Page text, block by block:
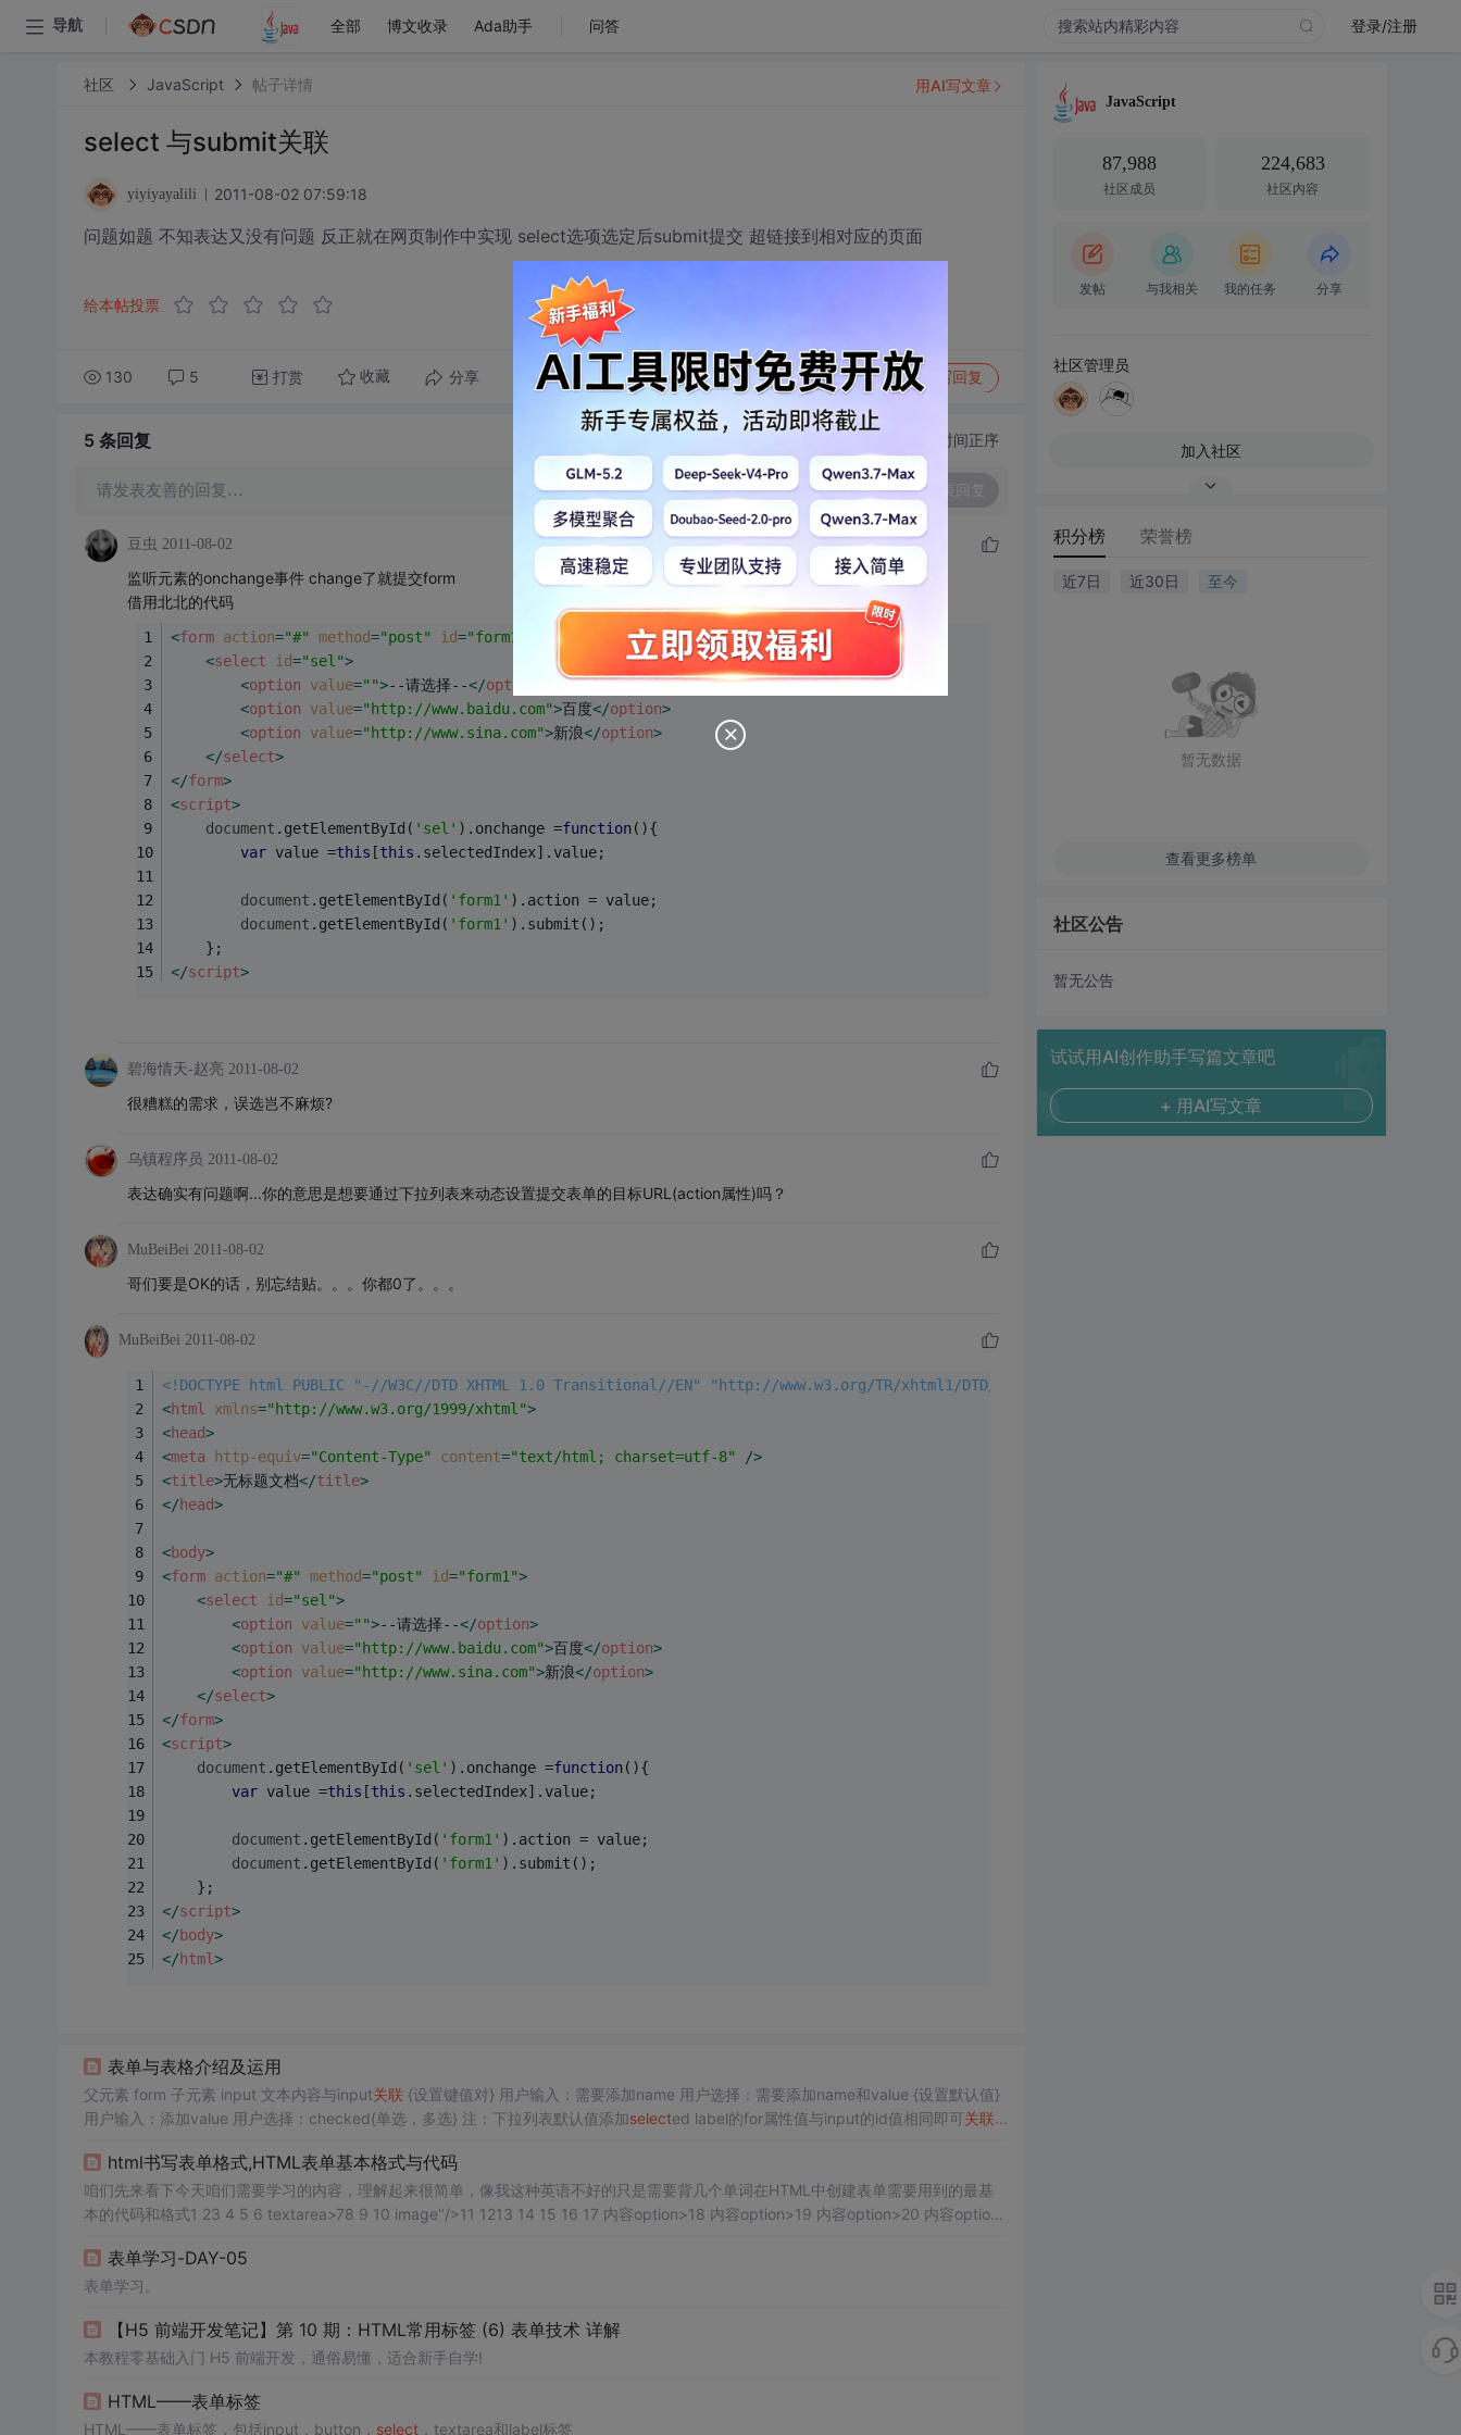
导航 全部 博文收录 Ada助手 问答 登录/注册
社区 JavaScript 帖子详情
select 与submit关联
yiyiyayalili 2011-08-02 07:59:18
问题如题 不知表达又没有问题 反正就在网页制作中实现 select选项选定后submit提交 超链接到相对应的页面
给本帖投票
130 5 打赏 收藏 分享 转发到动态 举报 写回复
用AI写文章
5 条回复 切换为时间正序
请发表友善的回复… 发表回复
豆虫 2011-08-02
监听元素的onchange事件 change了就提交form
借用北北的代码
<form action="#" method="post" id="form1"
<select id="sel">
<option value="">--请选择--</option
<option value="http://www.baidu.com">百度</option>
<option value="http://www.sina.com">新浪</option>
</select>
</form>
<script>
document .getElementById( 'sel' ).onchange =function( ){
var value =this [this .selectedIndex].value;
document .getElementById( 'form1' ).action = value;
document .getElementById( 'form1' ).submit();
    };
</script>
碧海情天-赵亮 2011-08-02
很糟糕的需求，误选岂不麻烦?
乌镇程序员 2011-08-02
表达确实有问题啊...你的意思是想要通过下拉列表来动态设置提交表单的目标URL(action属性)吗？
MuBeiBei 2011-08-02
哥们要是OK的话，别忘结贴。。。你都0了。。。
MuBeiBei 2011-08-02
<!DOCTYPE html PUBLIC "-//W3C//DTD XHTML 1.0 Transitional//EN" "http://www.w3.org/TR/xhtml1/DTD/xhtml1-transitional.dtd">
<html xmlns="http://www.w3.org/1999/xhtml">
<head>
<meta http-equiv="Content-Type" content="text/html; charset=utf-8" />
<title>无标题文档</title>
</head>
<body>
<form action="#" method="post" id="form1">
<select id="sel">
<option value="">--请选择--</option>
<option value="http://www.baidu.com">百度</option>
<option value="http://www.sina.com">新浪</option>
</select>
</form>
<script>
document .getElementById( 'sel' ).onchange =function( ){
var value =this [this .selectedIndex].value;
document .getElementById( 'form1' ).action = value;
document .getElementById( 'form1'
	};
</script>
</body>
</html >
表单与表格介绍及运用
父元素 form 子元素 input 文本内容与input关联 {设置键值对} 用户输入：需要添加name 用户选择：需要添加name和value {设置默认值}
用户输入：添加value 用户选择：checked{单选，多选} 注：下拉列表默认值添加selected label的for属性值与input的id值相同即可关联
html书写表单格式,HTML表单基本格式与代码
咱们先来看下今天咱们需要学习的内容，理解起来很简单，像我这种英语不好的只是需要背几个单词在HTML中创建表单需要用到的最基
本的代码和格式1 23 4 5 6 textarea>78 9 10 image"/>11 1213 14 15 16 17 内容option>18 内容option>19 内容option>20 内容option
表单学习-DAY-05
表单学习。
【H5 前端开发笔记】第 10 期：HTML常用标签 (6) 表单技术 详解
本教程零基础入门 H5 前端开发，通俗易懂，适合新手自学!
HTML——表单标签
HTML——表单标签，包括input，button， select，textarea和label标签
JavaScript
87,988
社区成员
224,683
社区内容
发帖 与我相关 我的任务 分享
社区管理员
加入社区
积分榜 荣誉榜
近7日 近30日 至今
暂无数据
查看更多榜单
社区公告
暂无公告
试试用AI创作助手写篇文章吧
+ 用AI写文章